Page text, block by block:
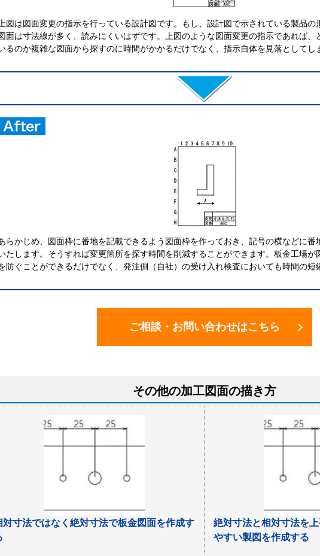
図は図面変更の指示を行っている設計図です。もし、設計図で示されている製品の
面は寸法線が多く、読みにくいはずです。上図のような図面変更の指示であれば、
るのか複雑な図面から探すのに時間がかかるだけでなく、指示自体を見落としてし
らかじめ、図面枠に番地を記載できるよう図面枠を作っておき、記号の横などに番
たします。そうすれば変更箇所を探す時間を削減することができます。板金工場が
防ぐことができるだけでなく、発注側（自社）の受け入れ検査においても時間の短
ご相談・お問い合わせはこちら
その他の加工図面の描き方
対寸法ではなく絶対寸法で板金図面を作成す
絶対寸法と相対寸法を
やすい製図を作成する